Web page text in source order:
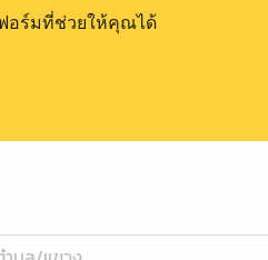
อร์มที่ช่วยให้คุณได้